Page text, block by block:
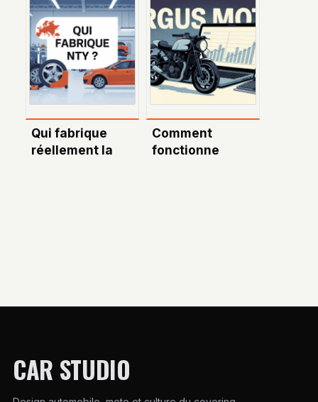
tout pour
comprendre les
tarifs et options
faire exprès :
que risquez-
vous et comment
réagir ?
Qui fabrique
réellement la
Comment
fonctionne
CAR STUDIO